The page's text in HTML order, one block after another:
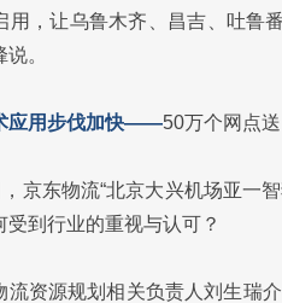
用，让乌鲁木齐、昌吉、吐鲁
。
应用步伐加快——50万个网点
京东物流“北京大兴机场亚一
受到行业的重视与认可？
流资源规划相关负责人刘生瑞